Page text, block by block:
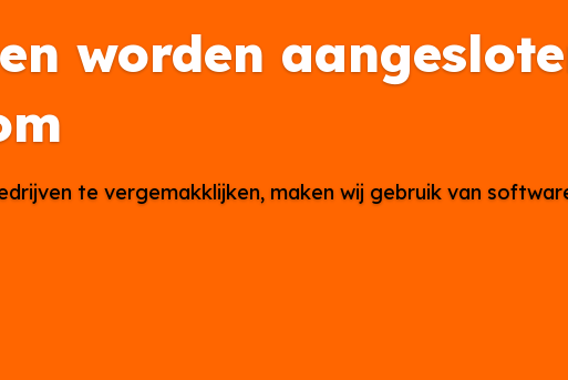
worden
te vergemakklijken, maken wij gebruik van